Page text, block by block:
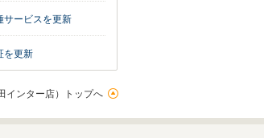
サービスを更新
を更新
インター店）トップへ